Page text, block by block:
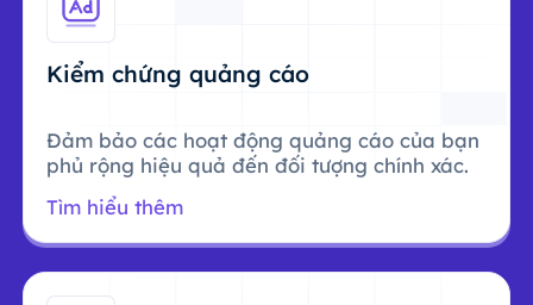
Kiểm chứng quảng cáo
Đảm bảo các hoạt động quảng cáo của bạn
phủ rộng hiệu quả đến đối tượng chính xác.
Tìm hiểu thêm